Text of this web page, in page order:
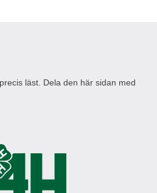
läst. Dela den här sidan med